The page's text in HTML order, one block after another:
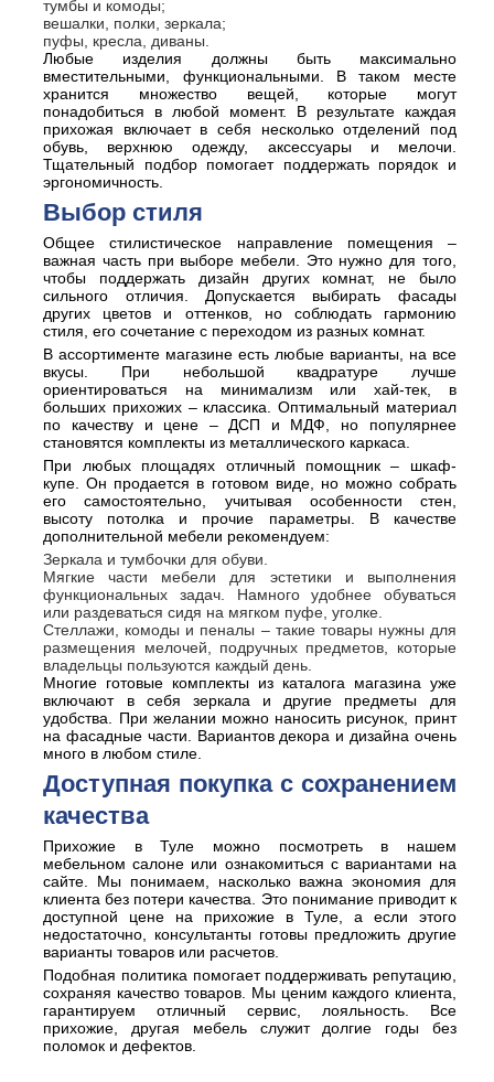
тумбы и комоды;
вешалки, полки, зеркала;
пуфы, кресла, диваны.
Любые изделия должны быть максимально
вместительными, функциональными. В таком месте
хранится множество вещей, которые могут
понадобиться в любой момент. В результате каждая
прихожая включает в себя несколько отделений под
обувь, верхнюю одежду, аксессуары и мелочи.
Тщательный подбор помогает поддержать порядок и
эргономичность.
Выбор стиля
Общее стилистическое направление помещения –
важная часть при выборе мебели. Это нужно для того,
чтобы поддержать дизайн других комнат, не было
сильного отличия. Допускается выбирать фасады
других цветов и оттенков, но соблюдать гармонию
стиля, его сочетание с переходом из разных комнат.
В ассортименте магазине есть любые варианты, на все
вкусы. При небольшой квадратуре лучше
ориентироваться на минимализм или хай-тек, в
больших прихожих – классика. Оптимальный материал
по качеству и цене – ДСП и МДФ, но популярнее
становятся комплекты из металлического каркаса.
При любых площадях отличный помощник – шкаф-
купе. Он продается в готовом виде, но можно собрать
его самостоятельно, учитывая особенности стен,
высоту потолка и прочие параметры. В качестве
дополнительной мебели рекомендуем:
Зеркала и тумбочки для обуви.
Мягкие части мебели для эстетики и выполнения
функциональных задач. Намного удобнее обуваться
или раздеваться сидя на мягком пуфе, уголке.
Стеллажи, комоды и пеналы – такие товары нужны для
размещения мелочей, подручных предметов, которые
владельцы пользуются каждый день.
Многие готовые комплекты из каталога магазина уже
включают в себя зеркала и другие предметы для
удобства. При желании можно наносить рисунок, принт
на фасадные части. Вариантов декора и дизайна очень
много в любом стиле.
Доступная покупка с сохранением
качества
Прихожие в Туле можно посмотреть в нашем
мебельном салоне или ознакомиться с вариантами на
сайте. Мы понимаем, насколько важна экономия для
клиента без потери качества. Это понимание приводит к
доступной цене на прихожие в Туле, а если этого
недостаточно, консультанты готовы предложить другие
варианты товаров или расчетов.
Подобная политика помогает поддерживать репутацию,
сохраняя качество товаров. Мы ценим каждого клиента,
гарантируем отличный сервис, лояльность. Все
прихожие, другая мебель служит долгие годы без
поломок и дефектов.